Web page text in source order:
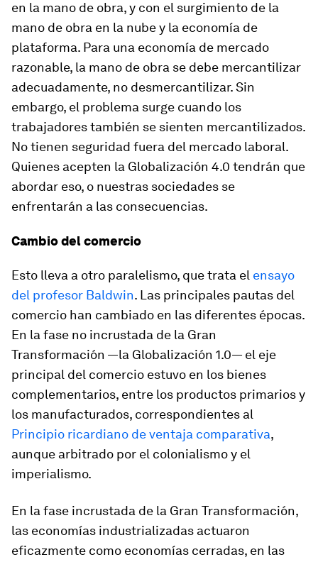
en la mano de obra, y con el surgimiento de la
mano de obra en la nube y la economía de
plataforma. Para una economía de mercado
razonable, la mano de obra se debe mercantilizar
adecuadamente, no desmercantilizar. Sin
embargo, el problema surge cuando los
trabajadores también se sienten mercantilizados.
No tienen seguridad fuera del mercado laboral.
Quienes acepten la Globalización 4.0 tendrán que
abordar eso, o nuestras sociedades se
enfrentarán a las consecuencias.
Cambio del comercio
Esto lleva a otro paralelismo, que trata el ensayo
del profesor Baldwin. Las principales pautas del
comercio han cambiado en las diferentes épocas.
En la fase no incrustada de la Gran
Transformación —la Globalización 1.0— el eje
principal del comercio estuvo en los bienes
complementarios, entre los productos primarios y
los manufacturados, correspondientes al
Principio ricardiano de ventaja comparativa,
aunque arbitrado por el colonialismo y el
imperialismo.
En la fase incrustada de la Gran Transformación,
las economías industrializadas actuaron
eficazmente como economías cerradas, en las